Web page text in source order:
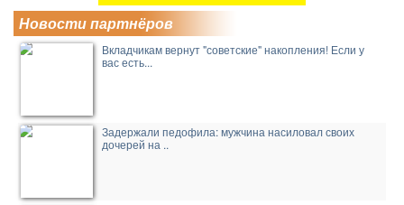
Новости партнёров
Вкладчикам вернут "советские" накопления! Если у
вас есть...
Задержали педофила: мужчина насиловал своих
дочерей на ..